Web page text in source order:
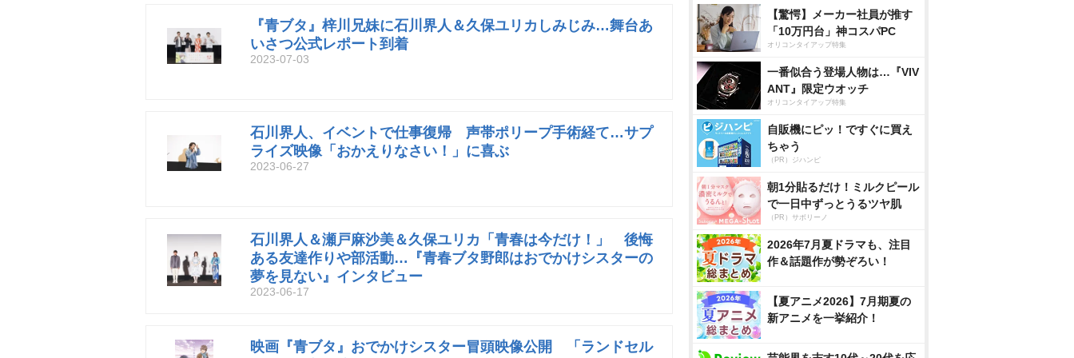
『青ブタ』梓川兄妹に石川界人＆久保ユリカしみじみ…舞台あ
いさつ公式レポート到着
2023-07-03
石川界人、イベントで仕事復帰 声帯ポリープ手術経て…サプ
ライズ映像「おかえりなさい！」に喜ぶ
2023-06-27
石川界人＆瀬戸麻沙美＆久保ユリカ「青春は今だけ！」 後悔
ある友達作りや部活動…『青春ブタ野郎はおでかけシスターの
夢を見ない』インタビュー
2023-06-17
映画『青ブタ』おでかけシスター冒頭映像公開 「ランドセル
【驚愕】メーカー社員が推す
「10万円台」神コスパPC
オリコンタイアップ特集
一番似合う登場人物は…『VIV
ANT』限定ウオッチ
オリコンタイアップ特集
自販機にピッ！ですぐに買え
ちゃう
（PR）ジハンピ
朝1分貼るだけ！ミルクピール
で一日中ずっとうるツヤ肌
（PR）サボリーノ
2026年7月夏ドラマも、注目
作＆話題作が勢ぞろい！
【夏アニメ2026】7月期夏の
新アニメを一挙紹介！